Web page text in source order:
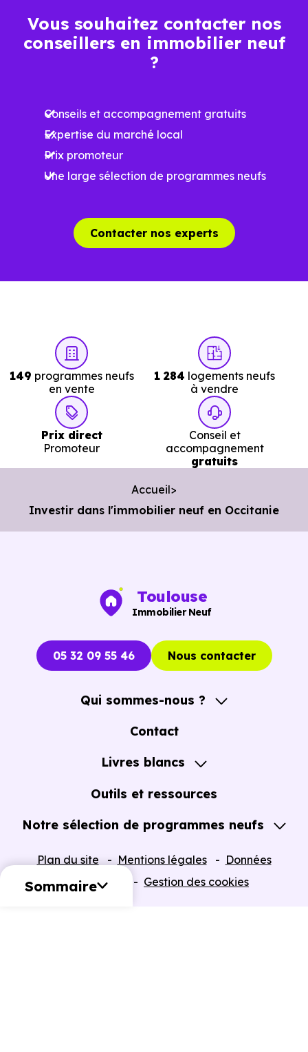
Sommaire
Vous souhaitez contacter nos
conseillers en immobilier neuf
?
Conseils et accompagnement gratuits
Expertise du marché local
Prix promoteur
Une large sélection de programmes neufs
Contacter nos experts
149 programmes neufs
en vente
1 284 logements neufs
à vendre
Prix direct
Promoteur
Conseil et
accompagnement
gratuits
Accueil
Investir dans l'immobilier neuf en Occitanie
Toulouse
Immobilier Neuf
05 32 09 55 46 Nous contacter
Qui sommes-nous ?
A propos
Contact
Livres blancs
Guide de l'Achat immobilier neuf en VEFA
Outils et ressources
Notre sélection de programmes neufs
Programmes neufs Dispositif Jeanbrun
Plan du site Mentions légales
Données
personnelles
Gestion des cookies